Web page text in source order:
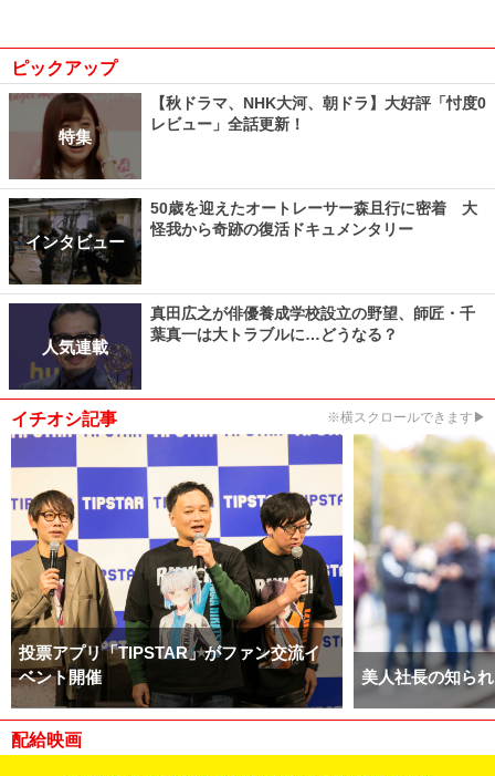
ピックアップ
特集
【秋ドラマ、NHK大河、朝ドラ】大好評「忖度0
レビュー」全話更新！
インタビュー
50歳を迎えたオートレーサー森且行に密着 大
怪我から奇跡の復活ドキュメンタリー
人気連載
真田広之が俳優養成学校設立の野望、師匠・千
葉真一は大トラブルに…どうなる？
イチオシ記事 ※横スクロールできます▶
投票アプリ「TIPSTAR」がファン交流イ
ベント開催
美人社長の知ら
配給映画